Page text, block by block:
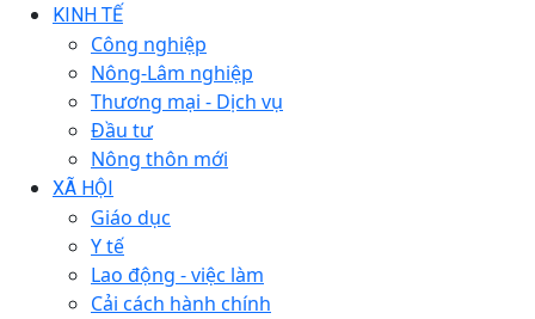
KINH TẾ
Công nghiệp
Nông-Lâm nghiệp
Thương mại - Dịch vụ
Đầu tư
Nông thôn mới
XÃ HỘI
Giáo dục
Y tế
Lao động - việc làm
Cải cách hành chính